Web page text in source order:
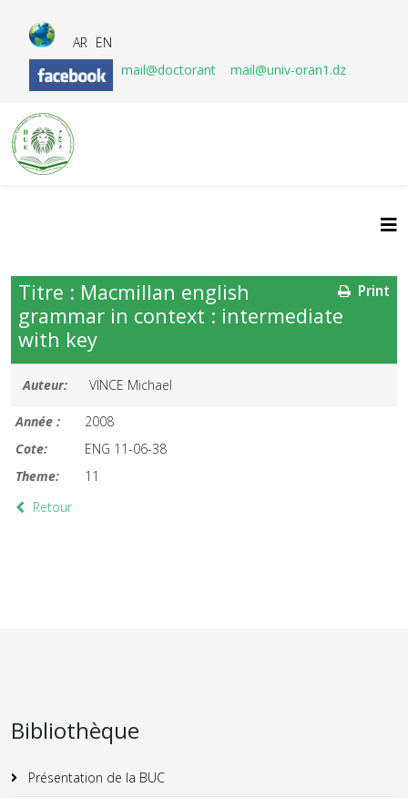
AR EN
mail@doctorant
mail@univ-oran1.dz
Print
Titre : Macmillan english
grammar in context : intermediate
with key
Auteur: VINCE Michael
Année :
2008
Cote:
ENG 11-06-38
Theme:
11
Retour
Bibliothèque
Présentation de la BUC